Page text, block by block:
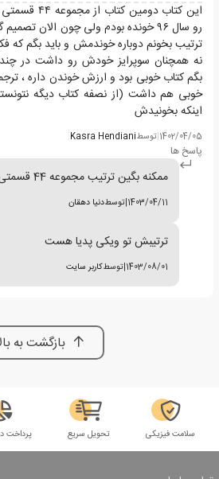
این کتاب
رو سال ٩۶ خونده بودم ولی چون الان
ترتیب بخونم دوباره خوندمش و باید بگم که
نه همچنان سوپرایز خودش رو داشت در
بگم کتاب خوبی بود و ارزش خوندن داره ،
خوبی هم داشت (از نصفه کتاب دیگه
اینکه بخونیدش
1402/04/05
|توسطKasra Hendiani
پاسخ ها
ممکنه بگین ترتیب مجموعه 44 قسمتی رو از کجا پیدا کنم؟
1403/04/11
|توسطدنیا دهقان
ترتیبش تو ویکی پدیا هست
1403/08/01
|توسطکاربر سایت
بازگشت به
سلامت فیزیکی تحویل سریع پرداخت در 4